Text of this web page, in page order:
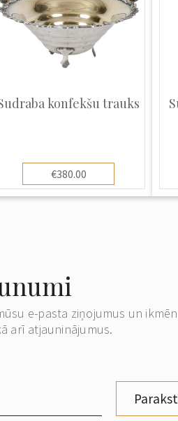
konfekšu trauks
€380.00
e-pasta ziņojumus un
arī atjauninājumus.